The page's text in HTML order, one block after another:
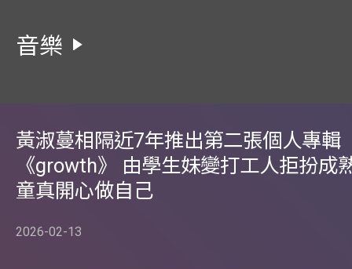
音樂
黃淑蔓相隔近7年推出第二張個人專輯
《growth》 由學生妹變打工人拒扮成
童真開心做自己
2026-02-13